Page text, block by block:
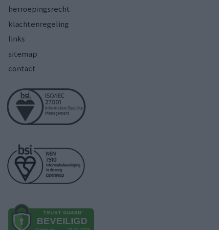
herroepingsrecht
klachtenregeling
links
sitemap
contact